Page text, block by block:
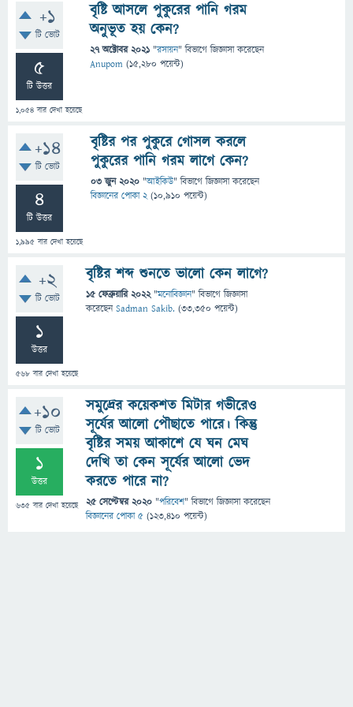
+1
টি ভোট
5
টি উত্তর
1,054 বার দেখা হয়েছে
বৃষ্টি আসলে পুকুরের পানি গরম
অনুভূত হয় কেন?
27 অক্টোবর 2021 "রসায়ন" বিভাগে জিজ্ঞাসাকরেছেন
Anupom (15,280 পয়েন্ট)
+14
টি ভোট
4
টি উত্তর
1,995 বার দেখা হয়েছে
বৃষ্টির পর পুকুরে গোসল করলে
পুকুরের পানি গরম লাগে কেন?
03 জুন 2020 "আইকিউ" বিভাগে জিজ্ঞাসাকরেছেন
বিজ্ঞানের পোকা 2 (10,910 পয়েন্ট)
+2
টি ভোট
1
উত্তর
568 বার দেখা হয়েছে
বৃষ্টির শব্দ শুনতে ভালো কেন লাগে?
15 ফেব্রুয়ারি 2022 "মনোবিজ্ঞান" বিভাগে জিজ্ঞাসা
করেছেনSadman Sakib. (33,350 পয়েন্ট)
+10
টি ভোট
1
উত্তর
635 বার দেখা হয়েছে
সমুদ্রের কয়েকশত মিটার গভীরেও
সূর্যের আলো পৌছাতে পারে। কিন্তু
বৃষ্টির সময় আকাশে যে ঘন মেঘ
দেখি তা কেন সূর্যের আলো ভেদ
করতে পারে না?
25 সেপ্টেম্বর 2020 "পরিবেশ" বিভাগে জিজ্ঞাসাকরেছেন
বিজ্ঞানের পোকা ৫ (123,410 পয়েন্ট)